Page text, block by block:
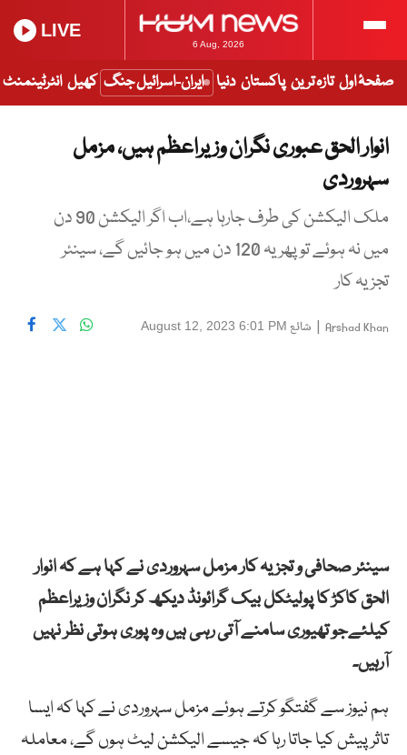
6 Aug, 2026
LIVE
صفحۂ اول تازہ ترین پاکستان دنیا ایران-اسرائیل جنگ کھیل انٹرٹینمنٹ
انوار الحق عبوری نگران وزیراعظم ہیں، مزمل
سہروردی
ملک الیکشن کی طرف جارہا ہے،اب اگر الیکشن 90 دن
میں نہ ہوئے تو پھر یہ 120 دن میں ہو جائیں گے، سینئر
تجزیہ کار
Arshad Khan
| شائع August 12, 2023 6:01 PM
سینئر صحافی و تجزیہ کار مزمل سہروردی نے کہا ہے کہ انوار
الحق کاکڑ کا پولیٹکل بیک گرائونڈ دیکھ کر نگران وزیراعظم
کیلئےجو تھیوری سامنے آتی رہی ہیں وہ پوری ہوتی نظر نہیں
آرہیں۔
ہم نیوز سے گفتگو کرتے ہوئے مزمل سہروردی نے کہا کہ ایسا
تاثر پیش کیا جاتا رہا کہ جیسے الیکشن لیٹ ہوں گے، معاملہ